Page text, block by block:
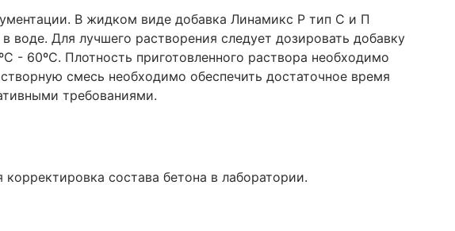
В жидком виде добавка Линамикс Р тип С и П
воде. Для лучшего растворения следует дозировать добавку
- 60ºС. Плотность приготовленного раствора необходимо
смесь необходимо обеспечить достаточное время
требованиями.
состава бетона в лаборатории.